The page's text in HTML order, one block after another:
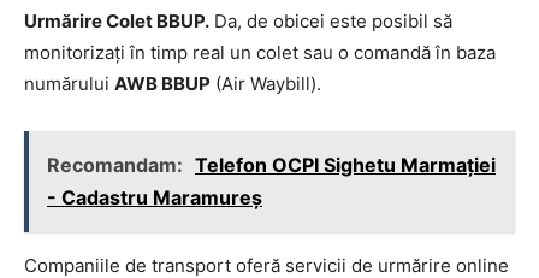
Urmărire Colet BBUP. Da, de obicei este posibil să
monitorizați în timp real un colet sau o comandă în baza
numărului AWB BBUP (Air Waybill).
Recomandam: Telefon OCPI Sighetu Marmaţiei
- Cadastru Maramureş
Companiile de transport oferă servicii de urmărire online